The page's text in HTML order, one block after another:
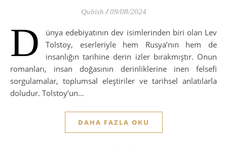
Qubish / 09/08/2024
D
ünya edebiyatının dev isimlerinden biri olan Lev
Tolstoy, eserleriyle hem Rusya’nın hem de
insanlığın tarihine derin izler bırakmıştır. Onun
romanları, insan doğasının derinliklerine inen felsefi
sorgulamalar, toplumsal eleştiriler ve tarihsel anlatılarla
doludur. Tolstoy’un…
DAHA FAZLA OKU